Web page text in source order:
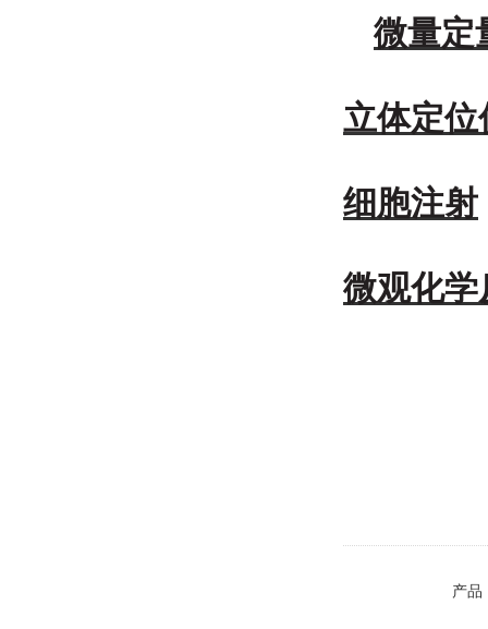
微量定
立体定
细胞注射
微观化
产品